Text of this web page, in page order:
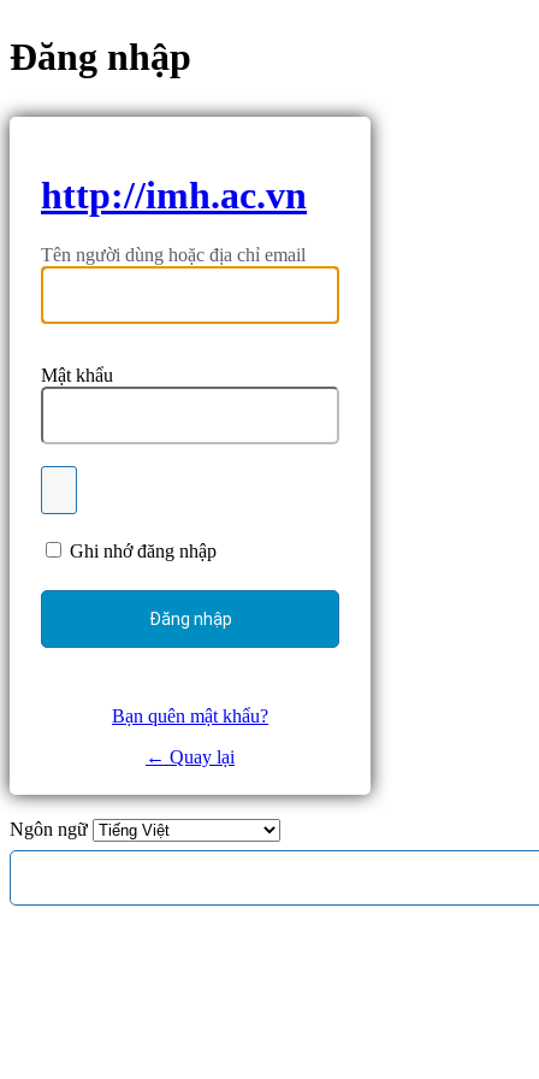
Đăng nhập
http://imh.ac.vn
Tên người dùng hoặc địa chỉ email
Mật khẩu
Ghi nhớ đăng nhập
Bạn quên mật khẩu?
← Quay lại
Ngôn ngữ